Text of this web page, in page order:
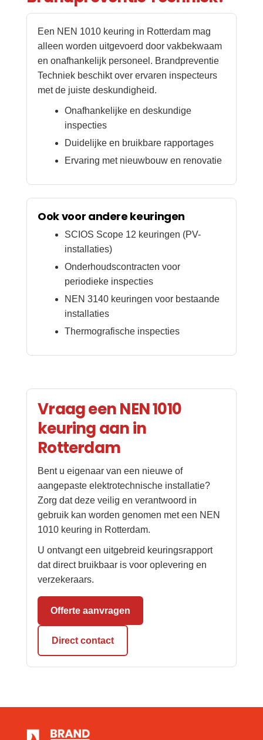
Een NEN 1010 keuring in Rotterdam mag
alleen worden uitgevoerd door vakbekwaam
en onafhankelijk personeel. Brandpreventie
Techniek beschikt over ervaren inspecteurs
met de juiste deskundigheid.
Onafhankelijke en deskundige
inspecties
Duidelijke en bruikbare rapportages
Ervaring met nieuwbouw en renovatie
Ook voor andere keuringen
SCIOS Scope 12 keuringen (PV-
installaties)
Onderhoudscontracten voor
periodieke inspecties
NEN 3140 keuringen voor bestaande
installaties
Thermografische inspecties
Vraag een NEN 1010
keuring aan in
Rotterdam
Bent u eigenaar van een nieuwe of
aangepaste elektrotechnische installatie?
Zorg dat deze veilig en verantwoord in
gebruik kan worden genomen met een NEN
1010 keuring in Rotterdam.
U ontvangt een uitgebreid keuringsrapport
dat direct bruikbaar is voor oplevering en
verzekeraars.
Offerte aanvragen
Direct contact